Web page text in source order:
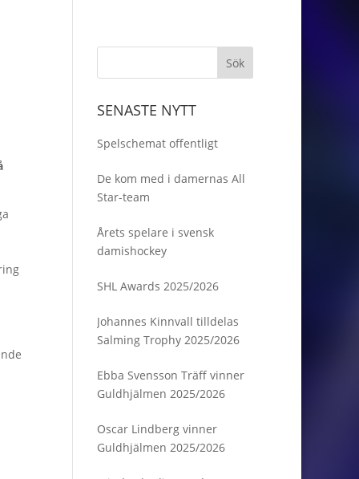
SENASTE NYTT
Spelschemat offentligt
De kom med i damernas All
Star-team
Årets spelare i svensk
damishockey
SHL Awards 2025/2026
Johannes Kinnvall tilldelas
Salming Trophy 2025/2026
Ebba Svensson Träff vinner
Guldhjälmen 2025/2026
Oscar Lindberg vinner
Guldhjälmen 2025/2026